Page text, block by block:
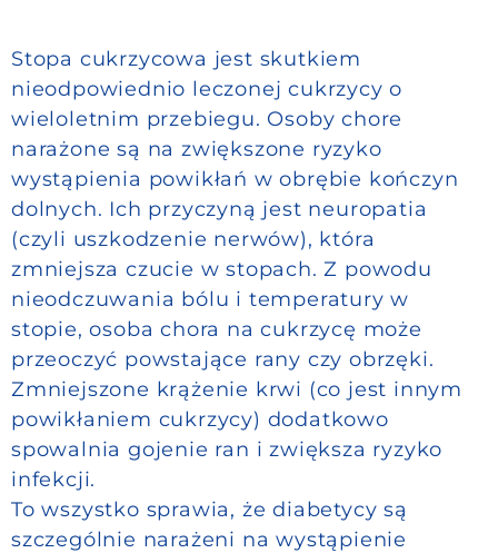
Stopa cukrzycowa jest skutkiem
nieodpowiednio leczonej cukrzycy o
wieloletnim przebiegu. Osoby chore
narażone są na zwiększone ryzyko
wystąpienia powikłań w obrębie kończyn
dolnych. Ich przyczyną jest neuropatia
(czyli uszkodzenie nerwów), która
zmniejsza czucie w stopach. Z powodu
nieodczuwania bólu i temperatury w
stopie, osoba chora na cukrzycę może
przeoczyć powstające rany czy obrzęki.
Zmniejszone krążenie krwi (co jest innym
powikłaniem cukrzycy) dodatkowo
spowalnia gojenie ran i zwiększa ryzyko
infekcji.
To wszystko sprawia, że diabetycy są
szczególnie narażeni na wystąpienie